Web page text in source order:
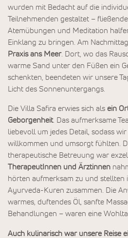
wurden mit Bedacht auf die
Teilnehmenden gestaltet –
Atemübungen und Meditation
Einklang zu bringen. Am
Praxis ans Meer. Dort, wo das
warme Sand unter den Füßen ein
schenkten, beendeten wir unsere
Licht des Sonnenuntergangs.
Die Villa Safira erwies sich als ein
Geborgenheit. Das aufmerksame
liebevoll um jedes Detail, sodass
willkommen und umsorgt fühlten.
therapeutische Betreuung war
TherapeutInnen und Ärztinnen
hörten aufmerksam zu und stellten
Ayurveda-Kuren zusammen. Die
warmes, duftendes Öl, sanfte
Behandlungen – waren eine
Auch kulinarisch war unsere Reise